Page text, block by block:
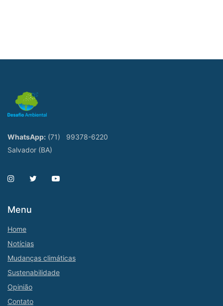
WhatsApp: (71)
99378-6220
Salvador (BA)
Menu
Home
Notícias
Mudanças climáticas
Sustenabilidade
Opinião
Contato